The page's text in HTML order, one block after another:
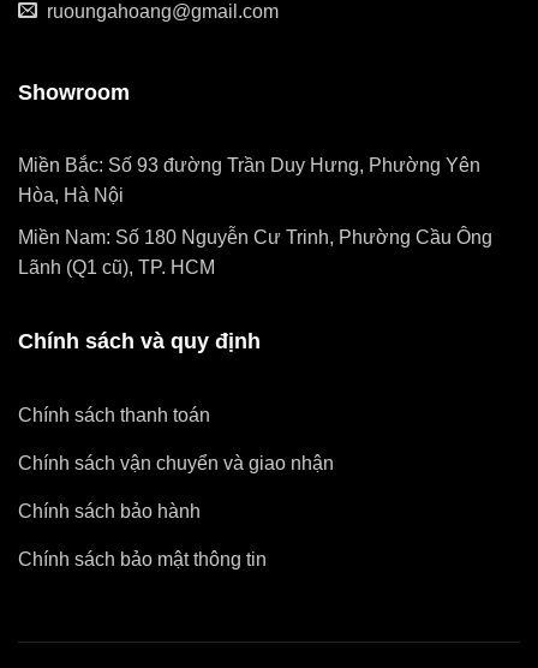
ruoungahoang@gmail.com
Showroom
Miền Bắc: Số 93 đường Trần Duy Hưng, Phường Yên
Hòa, Hà Nội
Miền Nam: Số 180 Nguyễn Cư Trinh, Phường Cầu Ông
Lãnh (Q1 cũ), TP. HCM
Chính sách và quy định
Chính sách thanh toán
Chính sách vận chuyển và giao nhận
Chính sách bảo hành
Chính sách bảo mật thông tin